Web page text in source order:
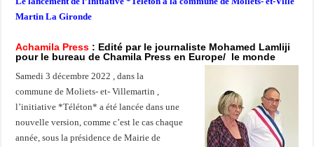
Martin La Gironde
Achamila Press : Edité par le journaliste Mohamed Lamliji
pour le bureau de Chamila Press en Europe/ le monde
Samedi 3 décembre 2022 , dans la
commune de Moliets- et- Villemartin ,
l’initiative *Téléton* a été lancée dans une
nouvelle version, comme c’est le cas chaque
année, sous la présidence de Mairie de